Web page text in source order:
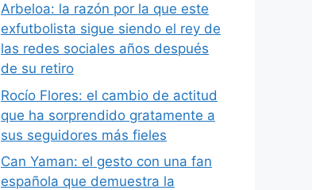
Arbeloa: la razón por la que este
exfutbolista sigue siendo el rey de
las redes sociales años después
de su retiro
Rocío Flores: el cambio de actitud
que ha sorprendido gratamente a
sus seguidores más fieles
Can Yaman: el gesto con una fan
española que demuestra la